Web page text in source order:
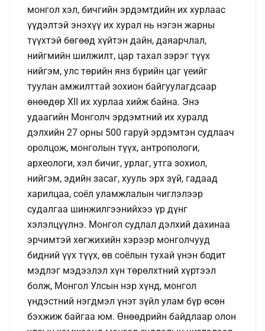
монгол хэл, бичгийн эрдэмтдийн их хурлаас
үүдэлтэй энэхүү их хурал нь нэгэн жарны
түүхтэй бөгөөд хүйтэн дайн, даяарчлал,
нийгмийн шилжилт, цар тахал зэрэг түүх
нийгэм, улс төрийн янз бүрийн цаг үеийг
туулан амжилттай зохион байгуулагдсаар
өнөөдөр XII их хурлаа хийж байна. Энэ
удаагийн Монголч эрдэмтний их хуралд
дэлхийн 27 орны 500 гаруй эрдэмтэн судлаач
оролцож, монголын түүх, антропологи,
археологи, хэл бичиг, урлаг, утга зохиол,
нийгэм, эдийн засаг, хууль эрх зүй, гадаад
харилцаа, соёл уламжлалын чиглэлээр
судалгаа шинжилгээнийхээ үр дүнг
хэлэлцүүлнэ. Монгол судлал дэлхий дахинаа
эрчимтэй хөгжихийн хэрээр монголчууд
бидний үүх түүх, өв соёлын тухай үнэн бодит
мэдлэг мэдээлэл хүн төрөлхтний хүртээл
болж, Монгол Улсын нэр хүнд, монгол
үндэстний нэгдмэл үнэт зүйл улам бүр өсөн
бэхжиж байгаа юм. Өнөөдрийн байдлаар олон